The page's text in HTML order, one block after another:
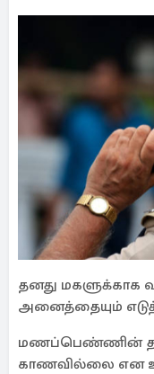
தனது
அனைத்தையும்
மணப்பெண்ணின்
காணவில்லை என